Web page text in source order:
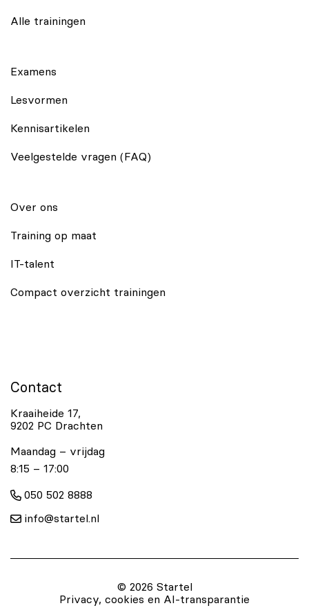
Alle trainingen
Examens
Lesvormen
Kennisartikelen
Veelgestelde vragen (FAQ)
Over ons
Training op maat
IT-talent
Compact overzicht trainingen
Contact
Kraaiheide 17,
9202 PC Drachten
Maandag – vrijdag
8:15 – 17:00
050 502 8888
info@startel.nl
© 2026 Startel
Privacy, cookies en AI-transparantie